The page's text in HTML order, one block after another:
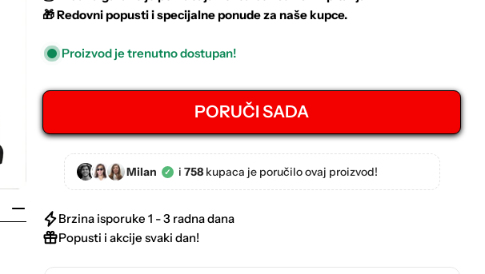
🎁Redovni popusti i specijalne ponude za naše kupce.
Proizvod je trenutno dostupan!
PORUČI SADA
Milan ✓ i 758kupaca je poručilo ovaj proizvod!
Brzina isporuke 1 - 3 radna dana
Popusti i akcije svaki dan!